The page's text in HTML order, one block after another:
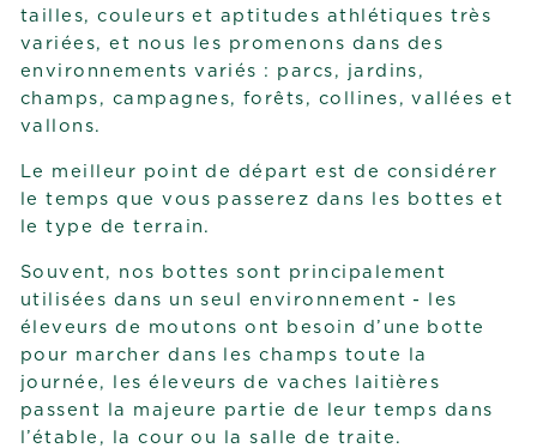
tailles, couleurs et aptitudes athlétiques très
variées, et nous les promenons dans des
environnements variés : parcs, jardins,
champs, campagnes, forêts, collines, vallées et
vallons.
Le meilleur point de départ est de considérer
le temps que vous passerez dans les bottes et
le type de terrain.
Souvent, nos bottes sont principalement
utilisées dans un seul environnement - les
éleveurs de moutons ont besoin d’une botte
pour marcher dans les champs toute la
journée, les éleveurs de vaches laitières
passent la majeure partie de leur temps dans
l’étable, la cour ou la salle de traite.